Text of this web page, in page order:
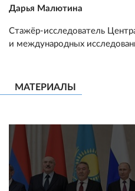
Дарья Малютина
Стажёр-исследователь
и международных
МАТЕРИАЛЫ